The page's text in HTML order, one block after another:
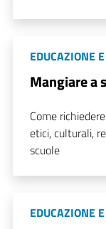
EDUCAZIONE
Mangiare a
Come
etici, culturali,
scuole
EDUCAZIONE